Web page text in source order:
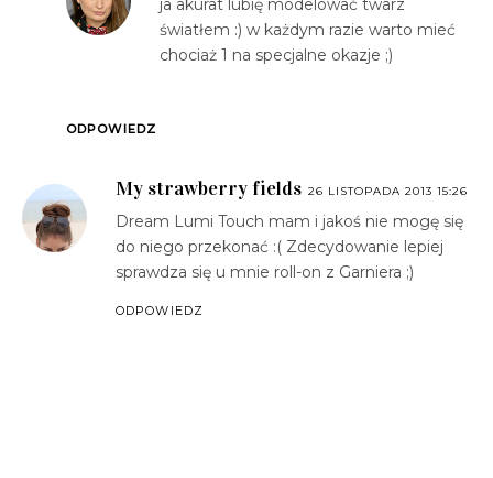
ja akurat lubię modelować twarz
światłem :) w każdym razie warto mieć
chociaż 1 na specjalne okazje ;)
ODPOWIEDZ
My strawberry fields 26 LISTOPADA 2013 15:26
Dream Lumi Touch mam i jakoś nie mogę się
do niego przekonać :( Zdecydowanie lepiej
sprawdza się u mnie roll-on z Garniera ;)
ODPOWIEDZ